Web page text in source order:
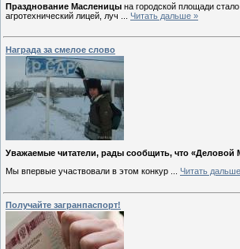
Празднование Масленицы на городской площади
агротехнический лицей, луч
Читать дальше »
Награда за смелое слово
Уважаемые читатели, рады сообщить, что
Мы впервые участвовали в этом конкур
Читать
Получайте загранпаспорт!